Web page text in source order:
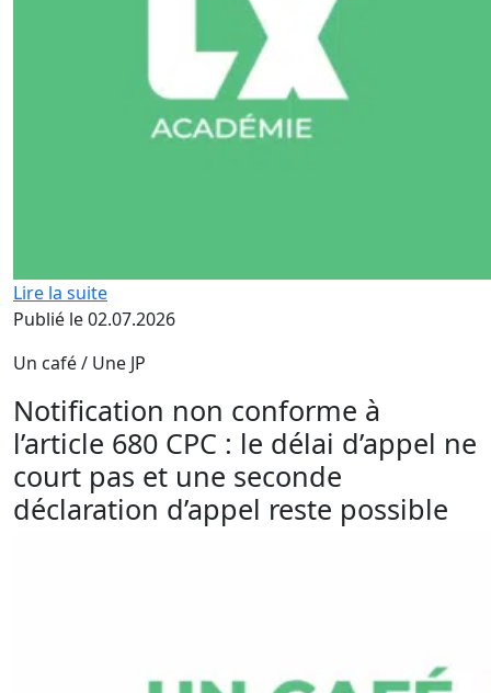
Lire la suite
Publié le 02.07.2026
Un café / Une JP
Notification non conforme à
l’article 680 CPC : le délai d’appel ne
court pas et une seconde
déclaration d’appel reste possible